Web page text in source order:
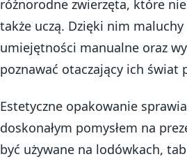
różnorodne zwierzęta, które
także uczą. Dzięki nim
umiejętności manualne oraz
poznawać otaczający ich świat
Estetyczne opakowanie
doskonałym pomysłem na
być używane na lodówkach,